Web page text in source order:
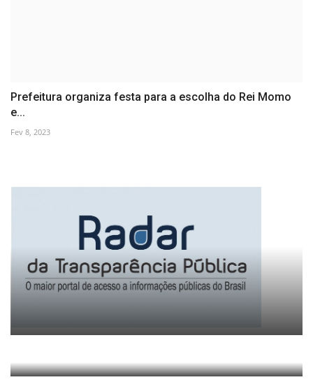
Prefeitura organiza festa para a escolha do Rei Momo
e...
Fev 8, 2023